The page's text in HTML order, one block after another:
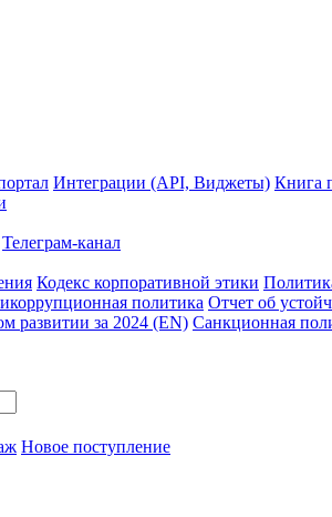
Интеграции (API, Виджеты) Книга
Телеграм-канал
Кодекс корпоративной этики
политика Отчет об
развитии за 2024 (EN) Санкционная
Новое поступление